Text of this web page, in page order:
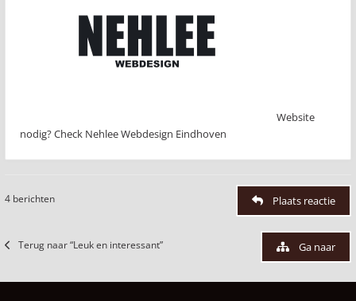
Website
nodig? Check Nehlee Webdesign Eindhoven
4 berichten Plaats reactie
Terug naar “Leuk en interessant” Ga naar